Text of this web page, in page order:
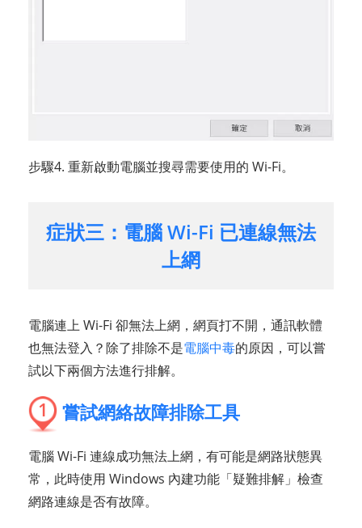
步驟4. 重新啟動電腦並搜尋需要使用的 Wi-Fi。
症狀三：電腦 Wi-Fi 已連線無法
上網
電腦連上 Wi-Fi 卻無法上網，網頁打不開，通訊軟體
也無法登入？除了排除不是電腦中毒的原因，可以嘗
試以下兩個方法進行排解。
1 嘗試網絡故障排除工具
電腦 Wi-Fi 連線成功無法上網，有可能是網路狀態異
常，此時使用 Windows 內建功能「疑難排解」檢查
網路連線是否有故障。